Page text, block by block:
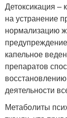
Детоксикация –
на устранение
нормализацию
капельное
препаратов
деятельности
Метаболиты